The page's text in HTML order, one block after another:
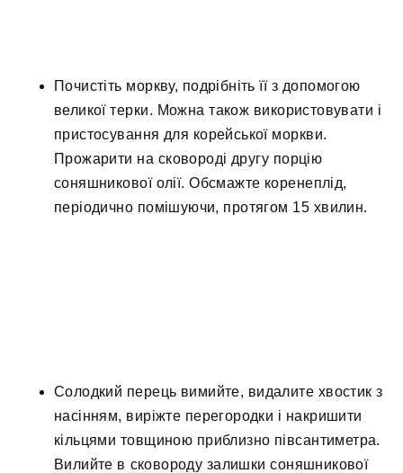
Почистіть моркву, подрібніть її з допомогою
великої терки. Можна також використовувати і
пристосування для корейської моркви.
Прожарити на сковороді другу порцію
соняшникової олії. Обсмажте коренеплід,
періодично помішуючи, протягом 15 хвилин.
Солодкий перець вимийте, видалите хвостик з
насінням, виріжте перегородки і накришити
кільцями товщиною приблизно півсантиметра.
Вилийте в сковороду залишки соняшникової